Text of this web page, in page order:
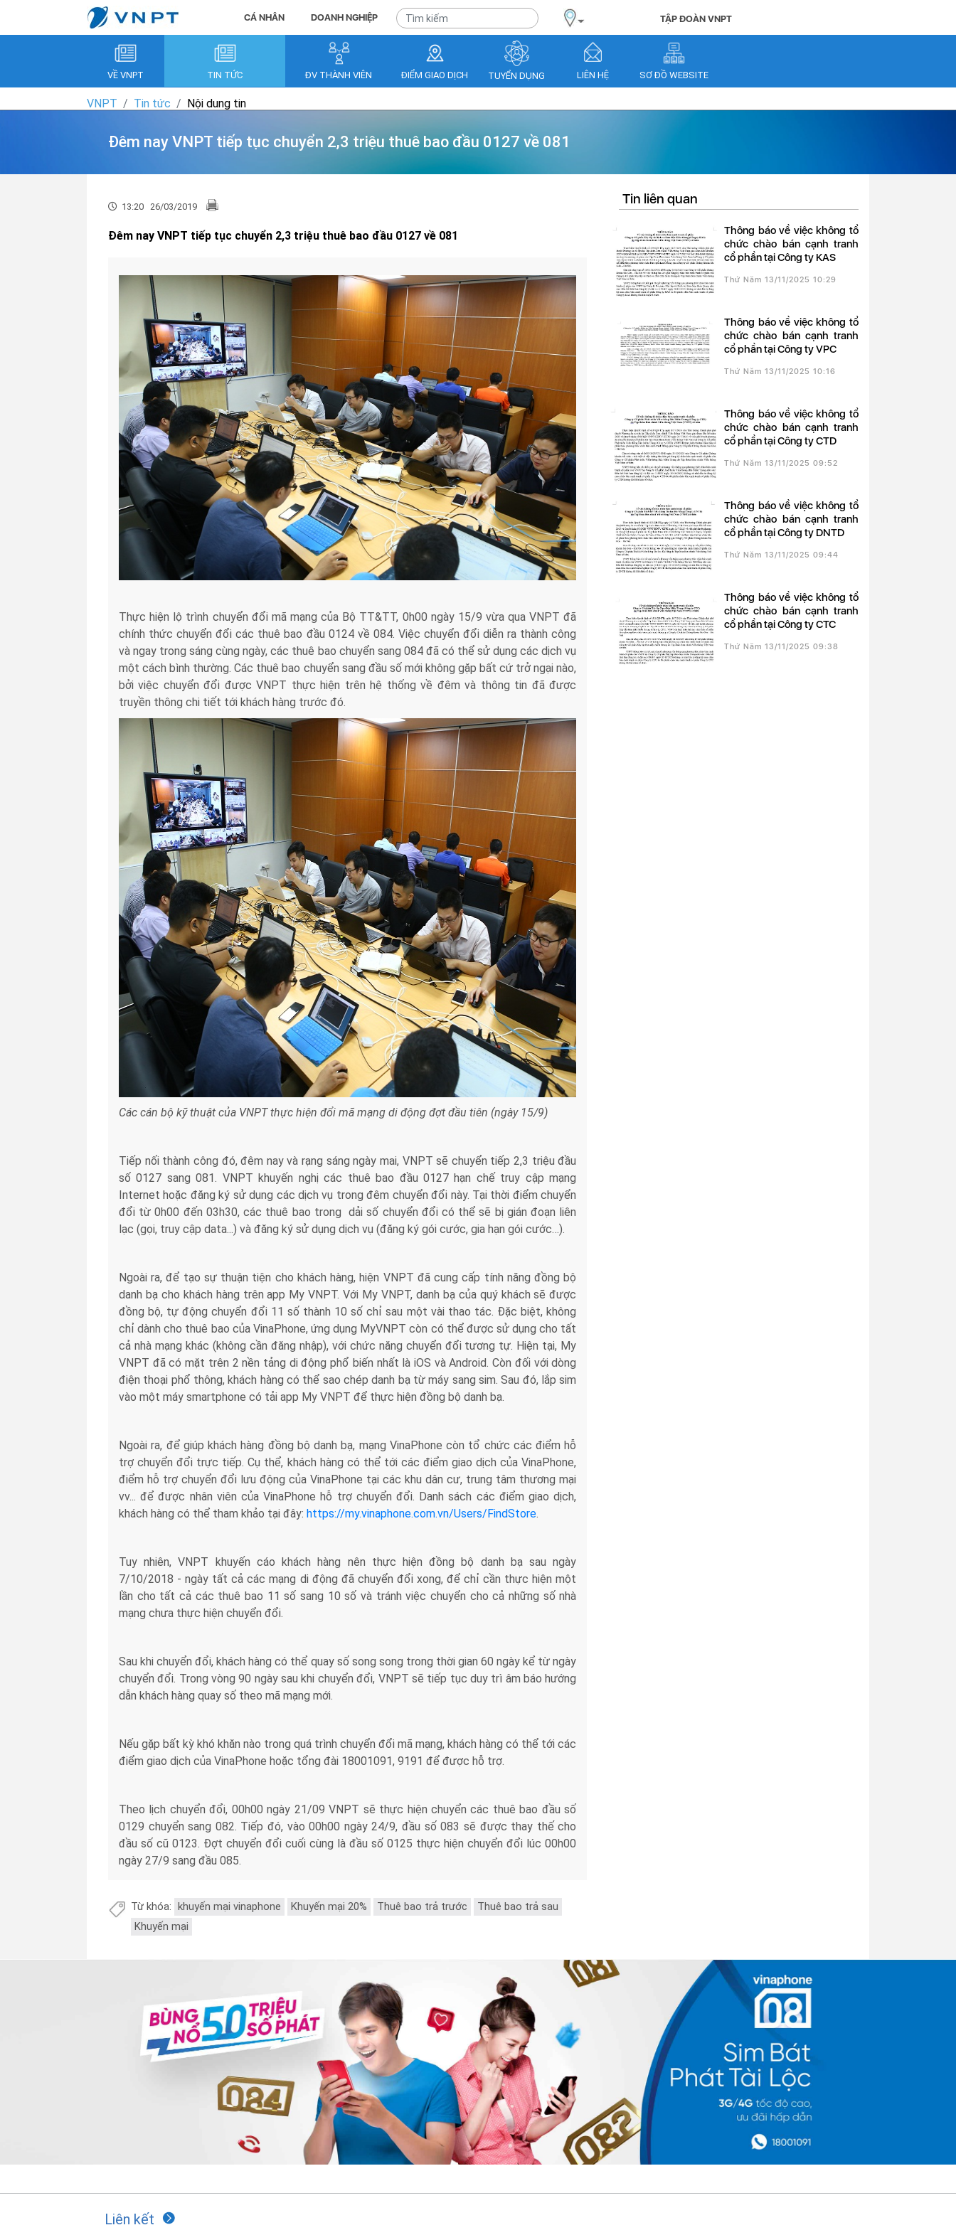
CÁ NHÂN DOANH NGHIỆP TẬP ĐOÀN VNPT
VỀ VNPT TIN TỨC ĐV THÀNH VIÊN ĐIỂM GIAO DỊCH TUYỂN DỤNG LIÊN HỆ SƠ ĐỒ WEBSITE
VNPT Tin tức Nội dung tin
Đêm nay VNPT tiếp tục chuyển 2,3 triệu thuê bao đầu 0127 về 081
13:20 26/03/2019
Đêm nay VNPT tiếp tục chuyển 2,3 triệu thuê bao đầu 0127 về 081
Thực hiện lộ trình chuyển đổi mã mạng của Bộ TT&TT, 0h00 ngày 15/9 vừa qua VNPT đã
chính thức chuyển đổi các thuê bao đầu 0124 về 084. Việc chuyển đổi diễn ra thành công
và ngay trong sáng cùng ngày, các thuê bao chuyển sang 084 đã có thể sử dụng các dịch vụ
một cách bình thường. Các thuê bao chuyển sang đầu số mới không gặp bất cứ trở ngại nào,
bởi việc chuyển đổi được VNPT thực hiện trên hệ thống về đêm và thông tin đã được
truyền thông chi tiết tới khách hàng trước đó.
Các cán bộ kỹ thuật của VNPT thực hiện đổi mã mạng di động đợt đầu tiên (ngày 15/9)
Tiếp nối thành công đó, đêm nay và rạng sáng ngày mai, VNPT sẽ chuyển tiếp 2,3 triệu đầu
số 0127 sang 081. VNPT khuyến nghị các thuê bao đầu 0127 hạn chế truy cập mạng
Internet hoặc đăng ký sử dụng các dịch vụ trong đêm chuyển đổi này. Tại thời điểm chuyển
đổi từ 0h00 đến 03h30, các thuê bao trong dải số chuyển đổi có thể sẽ bị gián đoạn liên
lạc (gọi, truy cập data...) và đăng ký sử dụng dịch vụ (đăng ký gói cước, gia hạn gói cước…).
Ngoài ra, để tạo sự thuận tiện cho khách hàng, hiện VNPT đã cung cấp tính năng đồng bộ
danh bạ cho khách hàng trên app My VNPT. Với My VNPT, danh bạ của quý khách sẽ được
đồng bộ, tự động chuyển đổi 11 số thành 10 số chỉ sau một vài thao tác. Đặc biệt, không
chỉ dành cho thuê bao của VinaPhone, ứng dụng MyVNPT còn có thể được sử dụng cho tất
cả nhà mạng khác (không cần đăng nhập), với chức năng chuyển đổi tương tự. Hiện tại, My
VNPT đã có mặt trên 2 nền tảng di động phổ biến nhất là iOS và Android. Còn đối với dòng
điện thoại phổ thông, khách hàng có thể sao chép danh bạ từ máy sang sim. Sau đó, lắp sim
vào một máy smartphone có tải app My VNPT để thực hiện đồng bộ danh bạ.
Ngoài ra, để giúp khách hàng đồng bộ danh bạ, mạng VinaPhone còn tổ chức các điểm hỗ
trợ chuyển đổi trực tiếp. Cụ thể, khách hàng có thể tới các điểm giao dịch của VinaPhone,
điểm hỗ trợ chuyển đổi lưu động của VinaPhone tại các khu dân cư, trung tâm thương mại
vv... để được nhân viên của VinaPhone hỗ trợ chuyển đổi. Danh sách các điểm giao dịch,
khách hàng có thể tham khảo tại đây: https://my.vinaphone.com.vn/Users/FindStore.
Tuy nhiên, VNPT khuyến cáo khách hàng nên thực hiện đồng bộ danh bạ sau ngày
7/10/2018 - ngày tất cả các mạng di động đã chuyển đổi xong, để chỉ cần thực hiện một
lần cho tất cả các thuê bao 11 số sang 10 số và tránh việc chuyển cho cả những số nhà
mạng chưa thực hiện chuyển đổi.
Sau khi chuyển đổi, khách hàng có thể quay số song song trong thời gian 60 ngày kể từ ngày
chuyển đổi. Trong vòng 90 ngày sau khi chuyển đổi, VNPT sẽ tiếp tục duy trì âm báo hướng
dẫn khách hàng quay số theo mã mạng mới.
Nếu gặp bất kỳ khó khăn nào trong quá trình chuyển đổi mã mạng, khách hàng có thể tới các
điểm giao dịch của VinaPhone hoặc tổng đài 18001091, 9191 để được hỗ trợ.
Theo lịch chuyển đổi, 00h00 ngày 21/09 VNPT sẽ thực hiện chuyển các thuê bao đầu số
0129 chuyển sang 082. Tiếp đó, vào 00h00 ngày 24/9, đầu số 083 sẽ được thay thế cho
đầu số cũ 0123. Đợt chuyển đổi cuối cùng là đầu số 0125 thực hiện chuyển đổi lúc 00h00
ngày 27/9 sang đầu 085.
Từ khóa: khuyến mại vinaphone Khuyến mại 20% Thuê bao trả trước
Thuê bao trả sau
Khuyến mại
Tin liên quan
Thông báo về việc không tổ
chức chào bán cạnh tranh
cổ phần tại Công ty KAS
Thứ Năm 13/11/2025 10:29
Thông báo về việc không tổ
chức chào bán cạnh tranh
cổ phần tại Công ty VPC
Thứ Năm 13/11/2025 10:16
Thông báo về việc không tổ
chức chào bán cạnh tranh
cổ phần tại Công ty CTD
Thứ Năm 13/11/2025 09:52
Thông báo về việc không tổ
chức chào bán cạnh tranh
cổ phần tại Công ty DNTD
Thứ Năm 13/11/2025 09:44
Thông báo về việc không tổ
chức chào bán cạnh tranh
cổ phần tại Công ty CTC
Thứ Năm 13/11/2025 09:38
Liên kết